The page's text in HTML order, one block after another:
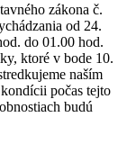
zákona č.
od 24.
do 01.00 hod.
ktoré v bode 10.
naším
počas tejto
budú